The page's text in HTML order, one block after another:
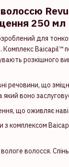
250 мл
для
Комплекс Baicapil™
розкішного
речовини, що
воно
що оживляє
з комплексом
волосся.